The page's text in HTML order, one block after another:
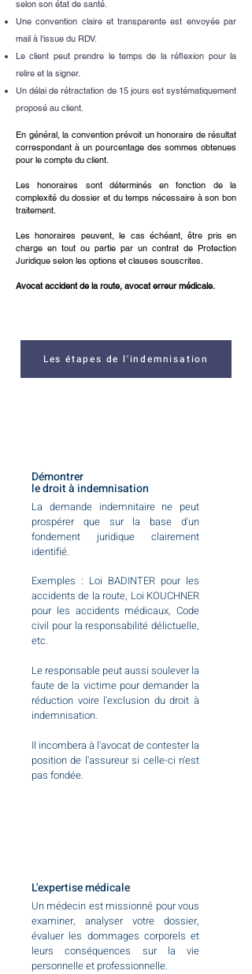
selon son état de santé.
Une convention claire et transparente est envoyée par
mail à l'issue du RDV.
Le client peut prendre le temps de la réflexion pour la
relire et la signer.
Un délai de rétractation de 15 jours est systématiquement
proposé au client.
En général, la convention prévoit un honoraire de résultat
correspondant à un pourcentage des sommes obtenues
pour le compte du client.
Les honoraires sont déterminés en fonction de la
complexité du dossier et du temps nécessaire à son bon
traitement.
Les honoraires peuvent, le cas échéant, être pris en
charge en tout ou partie par un contrat de Protection
Juridique selon les options et clauses souscrites.
Avocat accident de la route, avocat erreur médicale.
Les étapes de l'indemnisation
Démontrer
ledroit à indemnisation
La demande indemnitaire ne peut
prospérer que sur la base d'un
fondement juridique clairement
identifié.
Exemples : Loi BADINTER pour les
accidents de la route, Loi KOUCHNER
pour les accidents médicaux, Code
civil pour la responsabilité délictuelle,
etc.
Le responsable peut aussi soulever la
faute de la victime pour demander la
réduction voire l'exclusion du droit à
indemnisation.
Il incombera à l'avocat de contester la
position de l'assureur si celle-ci n'est
pas fondée.
L'expertise médicale
Un médecin est missionné pour vous
examiner, analyser votre dossier,
évaluer les dommages corporels et
leurs conséquences sur la vie
personnelle et professionnelle.